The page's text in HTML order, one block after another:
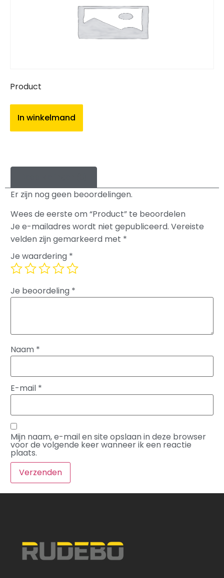
Product
In winkelmand
Er zijn nog geen beoordelingen.
Wees de eerste om “Product” te beoordelen
Je e-mailadres wordt niet gepubliceerd. Vereiste
velden zijn gemarkeerd met *
Je waardering *
Je beoordeling *
Naam *
E-mail *
Mijn naam, e-mail en site opslaan in deze browser
voor de volgende keer wanneer ik een reactie
plaats.